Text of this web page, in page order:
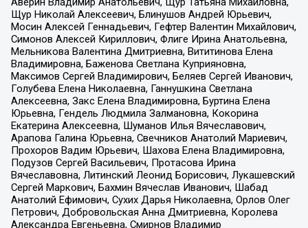
Щур Николай Алексеевич, Блинушов Андрей Юрьевич,
Мосин Алексей Геннадьевич, Гефтер Валентин Михайлович,
Симонов Алексей Кириллович, Флиге Ирина Анатольевна,
Мельникова Валентина Дмитриевна, Вититинова Елена
Владимировна, Баженова Светлана Куприяновна,
Максимов Сергей Владимирович, Беляев Сергей Иванович,
Голубева Елена Николаевна, Ганнушкина Светлана
Алексеевна, Закс Елена Владимировна, Буртина Елена
Юрьевна, Гендель Людмила Залмановна, Кокорина
Екатерина Алексеевна, Шуманов Илья Вячеславович,
Арапова Галина Юрьевна, Свечников Анатолий Мариевич,
Прохоров Вадим Юрьевич, Шахова Елена Владимировна,
Подузов Сергей Васильевич, Протасова Ирина
Вячеславовна, Литинский Леонид Борисович, Лукашевский
Сергей Маркович, Бахмин Вячеслав Иванович, Шабад
Анатолий Ефимович, Сухих Дарья Николаевна, Орлов Олег
Петрович, Добровольская Анна Дмитриевна, Королева
Александра Евгеньевна, Смирнов Владимир